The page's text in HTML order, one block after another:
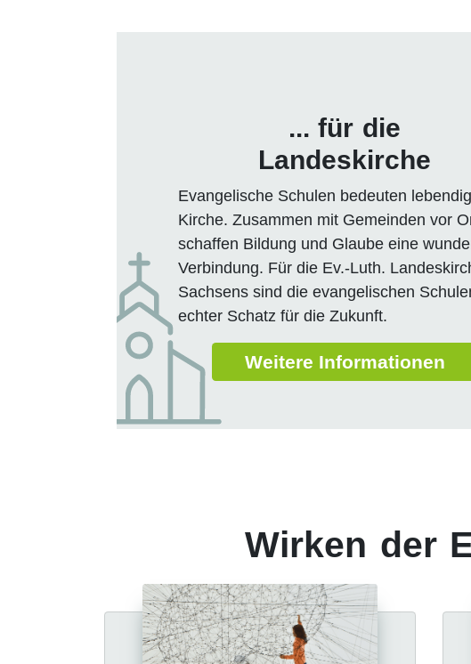
... für die
Landeskirche
Evangelische Schulen bedeuten
Kirche. Zusammen mit Gemeinden vor
schaffen Bildung und Glaube eine
Verbindung. Für die Ev.-Luth.
Sachsens sind die evangelischen
echter Schatz für die Zukunft.
Weitere Informationen
Wirken der